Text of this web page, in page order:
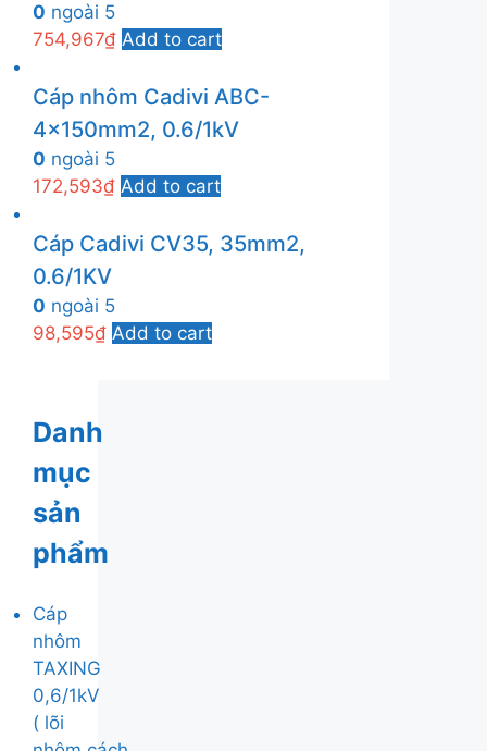
0 ngoài 5
754,967₫ Add to cart
Cáp nhôm Cadivi ABC-
4x150mm2, 0.6/1kV
0 ngoài 5
172,593₫ Add to cart
Cáp Cadivi CV35, 35mm2,
0.6/1KV
0 ngoài 5
98,595₫ Add to cart
Danh
mục
sản
phẩm
Cáp
nhôm
TAXING
0,6/1kV
( lõi